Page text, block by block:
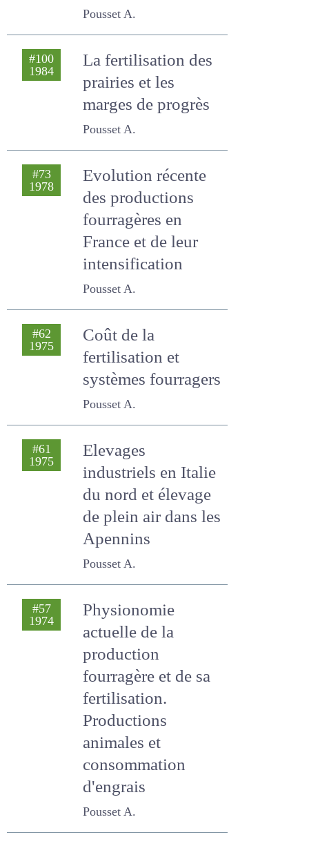
discussions en
commission)
Pousset A.
La fertilisation des
prairies et les
marges de progrès
Pousset A.
Evolution récente
des productions
fourragères en
France et de leur
intensification
Pousset A.
Coût de la
fertilisation et
systèmes
fourragers
Pousset A.
Elevages
industriels en Italie
du nord et élevage
de plein air dans les
Apennins
Pousset A.
Physionomie
actuelle de la
production
fourragère et de sa
fertilisation.
Productions
animales et
consommation